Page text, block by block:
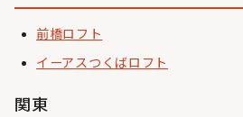
前橋ロフト
イーアスつくばロフト
関東